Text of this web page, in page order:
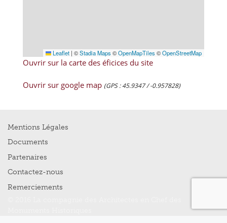
Leaflet | ©Stadia Maps ©OpenMapTiles ©OpenStreetMap
Ouvrir sur la carte des éficices du site
Ouvrir sur google map (GPS : 45.9347 / -0.957828)
Mentions Légales
Documents
Partenaires
Contactez-nous
Remerciements